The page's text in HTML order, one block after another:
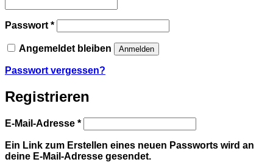
Passwort *Erforderlich
Angemeldet bleiben Anmelden
Passwort vergessen?
Registrieren
E-Mail-Adresse *Erforderlich
Ein Link zum Erstellen eines neuen Passworts wird an
deine E-Mail-Adresse gesendet.